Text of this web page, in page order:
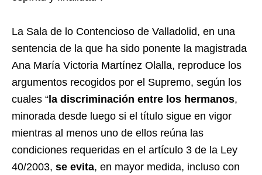
La Sala de lo Contencioso de Valladolid, en una
sentencia de la que ha sido ponente la magistrada
Ana María Victoria Martínez Olalla, reproduce los
argumentos recogidos por el Supremo, según los
cuales “ la discriminación entre los hermanos,
minorada desde luego si el título sigue en vigor
mientras al menos uno de ellos reúna las
condiciones requeridas en el artículo 3 de la Ley
40/2003, se evita, en mayor medida, incluso con